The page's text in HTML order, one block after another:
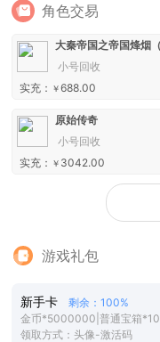
角色交易
小号回收
实充： ￥688.00
原始传奇
小号回收
实充： ￥ 3042.00
游戏礼包
新手卡
剩余：100%
金币*5000000|普通宝箱*10
领取方式：头像-激活码